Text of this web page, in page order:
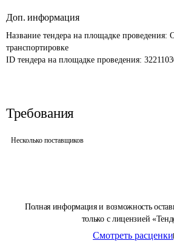
Полная информация и возможность
только с лицензией
Смотреть расценки
Доп. информация
Название тендера на площадке проведения:
транспортировке
ID тендера на площадке проведения:
Требования
Несколько поставщиков